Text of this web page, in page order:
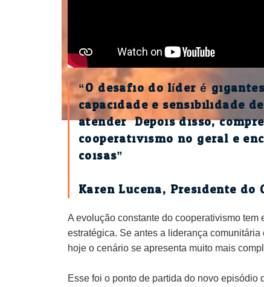
“O desafio do líder é
capacidade e sensibilidade
atender. Depois disso,
cooperativismo no geral e
coisas”
Karen Lucena, Presidente do
A evolução constante do cooperativismo
estratégica. Se antes a liderança
hoje o cenário se apresenta muito mais
Esse foi o ponto de partida do novo